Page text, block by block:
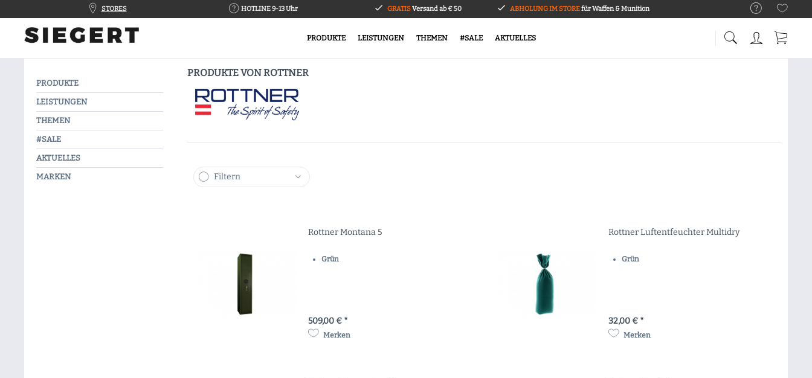
STORES HOTLINE 9-13 Uhr GRATISVersand ab € 50 ABHOLUNG IM STOREfür Waffen & Munition
PRODUKTE LEISTUNGEN THEMEN #SALE AKTUELLES
PRODUKTE
LEISTUNGEN
THEMEN
#SALE
AKTUELLES
MARKEN
PRODUKTE VON ROTTNER
Filtern
Rottner Montana 5
Grün
509,00 € *
Merken
Rottner Luftentfeuchter Multidry
Grün
32,00 € *
Merken